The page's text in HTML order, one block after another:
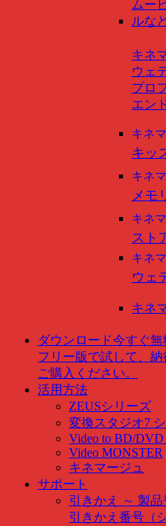
キネ
ウェ
プロ
エン
キネ
キッ
キネ
メモ
キネ
スト
キネ
ウェ
キネ
ダウンロード今すぐ無
フリー版で試して、納
ご購入ください。
活用方法
ZEUSシリーズ
変換スタジオ7
Video to BD/DVD
Video MONSTER
キネマージュ
サポート
引きかえ ～ 製品
引きかえ番号（